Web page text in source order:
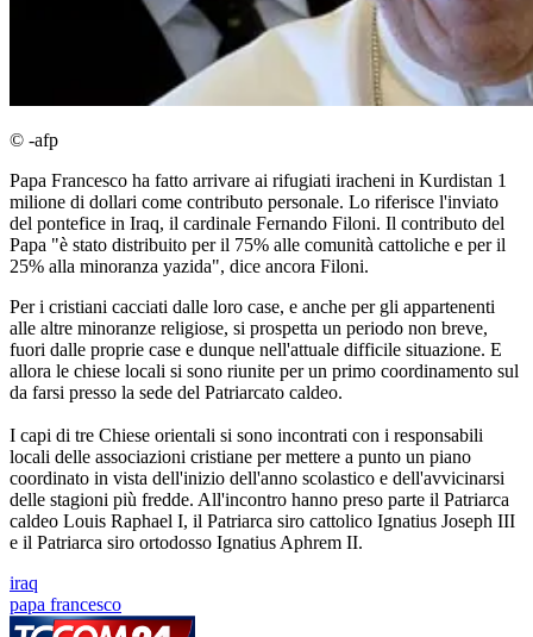
© -afp
Papa Francesco ha fatto arrivare ai rifugiati iracheni in Kurdistan 1
milione di dollari come contributo personale. Lo riferisce l'inviato
del pontefice in Iraq, il cardinale Fernando Filoni. Il contributo del
Papa "è stato distribuito per il 75% alle comunità cattoliche e per il
25% alla minoranza yazida", dice ancora Filoni.
Per i cristiani cacciati dalle loro case, e anche per gli appartenenti
alle altre minoranze religiose, si prospetta un periodo non breve,
fuori dalle proprie case e dunque nell'attuale difficile situazione. E
allora le chiese locali si sono riunite per un primo coordinamento sul
da farsi presso la sede del Patriarcato caldeo.
I capi di tre Chiese orientali si sono incontrati con i responsabili
locali delle associazioni cristiane per mettere a punto un piano
coordinato in vista dell'inizio dell'anno scolastico e dell'avvicinarsi
delle stagioni più fredde. All'incontro hanno preso parte il Patriarca
caldeo Louis Raphael I, il Patriarca siro cattolico Ignatius Joseph III
e il Patriarca siro ortodosso Ignatius Aphrem II.
iraq
papa francesco